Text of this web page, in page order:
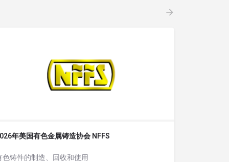
年美国有色金属铸造协会 NFFS
色铸件的制造、回收和使用